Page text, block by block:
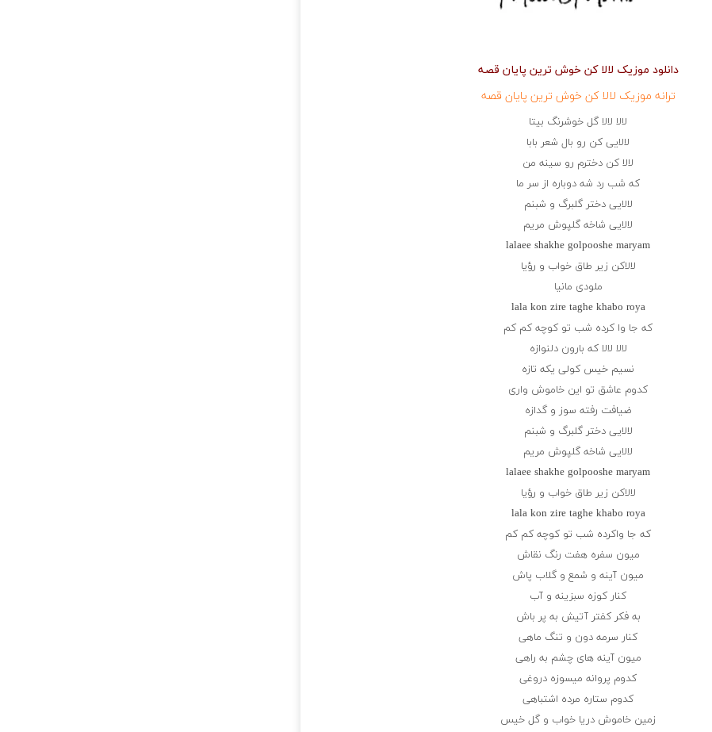
دانلود موزیک لالا كن خوش ترین پایان قصه
ترانه موزیک لالا كن خوش ترین پایان قصه
لالا لالا گل خوشرنگ بیتا
لالایی كن رو بال شعر بابا
لالا كن دخترم رو سینه من
كه شب رد شه دوباره از سر ما
لالایی دختر گلبرگ و شبنم
لالایی شاخه گلپوش مریم
lalaee shakhe golpooshe maryam
لالاكن زیر طاق خواب و رؤیا
ملودی مانیا
lala kon zire taghe khabo roya
كه جا وا كرده شب تو كوچه كم كم
لالا لالا كه بارون دلنوازه
نسیم خیس كولی یكه تازه
كدوم عاشق تو این خاموش واری
ضیافت رفته سوز و گدازه
لالایی دختر گلبرگ و شبنم
لالایی شاخه گلپوش مریم
lalaee shakhe golpooshe maryam
لالاكن زیر طاق خواب و رؤیا
lala kon zire taghe khabo roya
كه جا واكرده شب تو كوچه كم كم
میون سفره هفت رنگ نقاش
میون آینه و شمع و گلاب پاش
كنار كوزه سبزینه و آب
به فكر كفتر آتیش به پر باش
كنار سرمه دون و تنگ ماهی
میون آینه های چشم به راهی
كدوم پروانه میسوزه دروغی
كدوم ستاره مرده اشتباهی
زمین خاموش دریا خواب و گل خیس